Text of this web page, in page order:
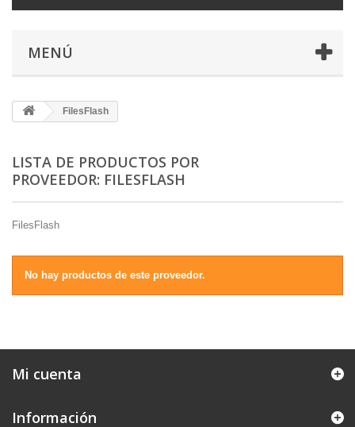
MENÚ
FilesFlash
LISTA DE PRODUCTOS POR
PROVEEDOR: FILESFLASH
FilesFlash
No hay productos de este proveedor.
Mi cuenta
Información